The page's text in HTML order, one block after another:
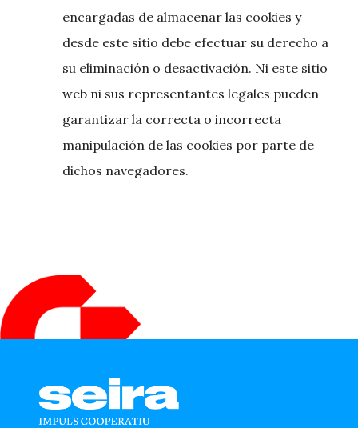
encargadas de almacenar las cookies y
desde este sitio debe efectuar su derecho a
su eliminación o desactivación. Ni este sitio
web ni sus representantes legales pueden
garantizar la correcta o incorrecta
manipulación de las cookies por parte de
dichos navegadores.